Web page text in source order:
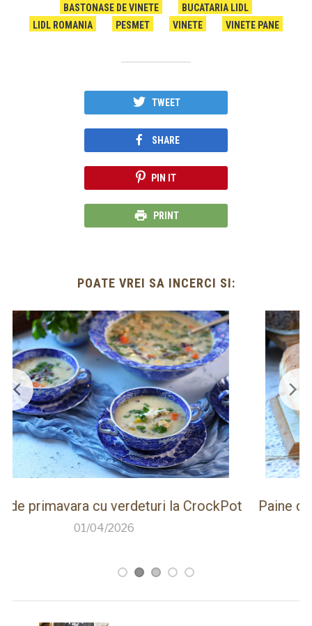
BASTONASE DE VINETE
BUCATARIA LIDL
LIDL ROMANIA
PESMET VINETE VINETE PANE
TWEET
SHARE
PIN IT
PRINT
POATE VREI SA INCERCI SI:
Paine de casa rapida la Thermomix cu faina
care creste singura